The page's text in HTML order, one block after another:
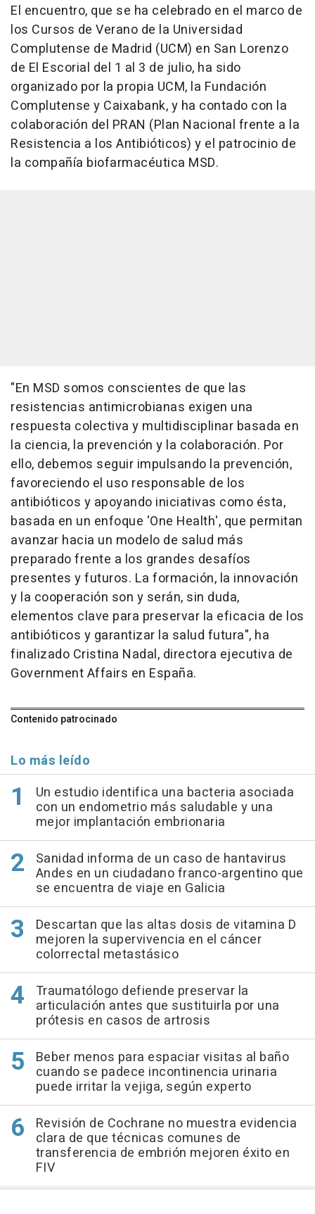
El encuentro, que se ha celebrado en el marco de
los Cursos de Verano de la Universidad
Complutense de Madrid (UCM) en San Lorenzo
de El Escorial del 1 al 3 de julio, ha sido
organizado por la propia UCM, la Fundación
Complutense y Caixabank, y ha contado con la
colaboración del PRAN (Plan Nacional frente a la
Resistencia a los Antibióticos) y el patrocinio de
la compañía biofarmacéutica MSD.
"En MSD somos conscientes de que las
resistencias antimicrobianas exigen una
respuesta colectiva y multidisciplinar basada en
la ciencia, la prevención y la colaboración. Por
ello, debemos seguir impulsando la prevención,
favoreciendo el uso responsable de los
antibióticos y apoyando iniciativas como ésta,
basada en un enfoque 'One Health', que permitan
avanzar hacia un modelo de salud más
preparado frente a los grandes desafíos
presentes y futuros. La formación, la innovación
y la cooperación son y serán, sin duda,
elementos clave para preservar la eficacia de los
antibióticos y garantizar la salud futura", ha
finalizado Cristina Nadal, directora ejecutiva de
Government Affairs en España.
Contenido patrocinado
Lo más leído
Un estudio identifica una bacteria asociada
con un endometrio más saludable y una
mejor implantación embrionaria
Sanidad informa de un caso de hantavirus
Andes en un ciudadano franco-argentino que
se encuentra de viaje en Galicia
Descartan que las altas dosis de vitamina D
mejoren la supervivencia en el cáncer
colorrectal metastásico
Traumatólogo defiende preservar la
articulación antes que sustituirla por una
prótesis en casos de artrosis
Beber menos para espaciar visitas al baño
cuando se padece incontinencia urinaria
puede irritar la vejiga, según experto
Revisión de Cochrane no muestra evidencia
clara de que técnicas comunes de
transferencia de embrión mejoren éxito en
FIV